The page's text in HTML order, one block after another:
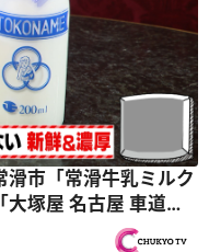
市「常滑牛乳ミルク
塚屋 名古屋 車道本
PS純金（ゴール